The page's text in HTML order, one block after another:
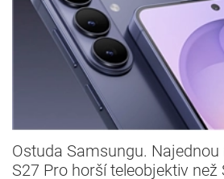
Ostuda Samsungu.
S27 Pro horší teleobjektiv než